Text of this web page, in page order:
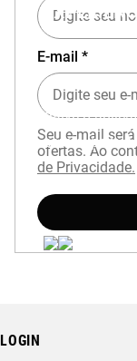
Baixe o
com cupom
E-mail *
Seu e-mail
ofertas. Ao
de Privacidade.
LOGIN